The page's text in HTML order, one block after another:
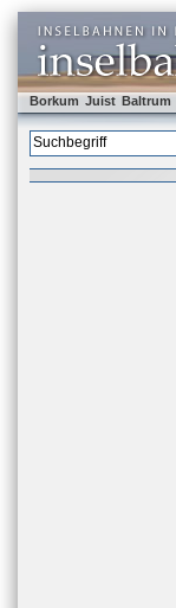
Borkum Juist Baltrum